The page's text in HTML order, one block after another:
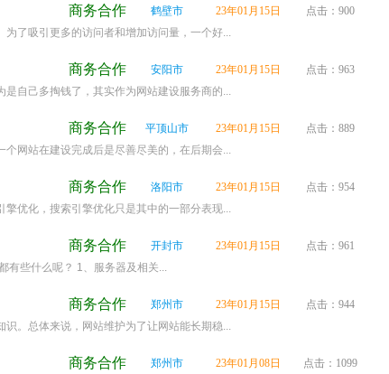
商务合作 鹤壁市 23年01月15日
点击：900
了吸引更多的访问者和增加访问量，一个好...
商务合作 安阳市 23年01月15日
点击：963
自己多掏钱了，其实作为网站建设服务商的...
商务合作 平顶山市 23年01月15日
点击：889
网站在建设完成后是尽善尽美的，在后期会...
商务合作 洛阳市 23年01月15日
点击：954
优化，搜索引擎优化只是其中的一部分表现...
商务合作 开封市 23年01月15日
点击：961
有些什么呢？ 1、服务器及相关...
商务合作 郑州市 23年01月15日
点击：944
。总体来说，网站维护为了让网站能长期稳...
商务合作 郑州市 23年01月08日
点击：1099